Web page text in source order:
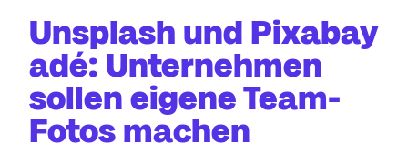
Unsplash und Pixabay
adé: Unternehmen
sollen eigene Team-
Fotos machen